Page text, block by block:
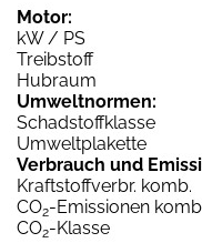
Motor:
kW / PS
Treibstoff
Hubraum
Umweltnormen:
Schadstoffklasse
Umweltplakette
Verbrauch und
Kraftstoffverbr. komb.
CO2-Emissionen
CO2-Klasse